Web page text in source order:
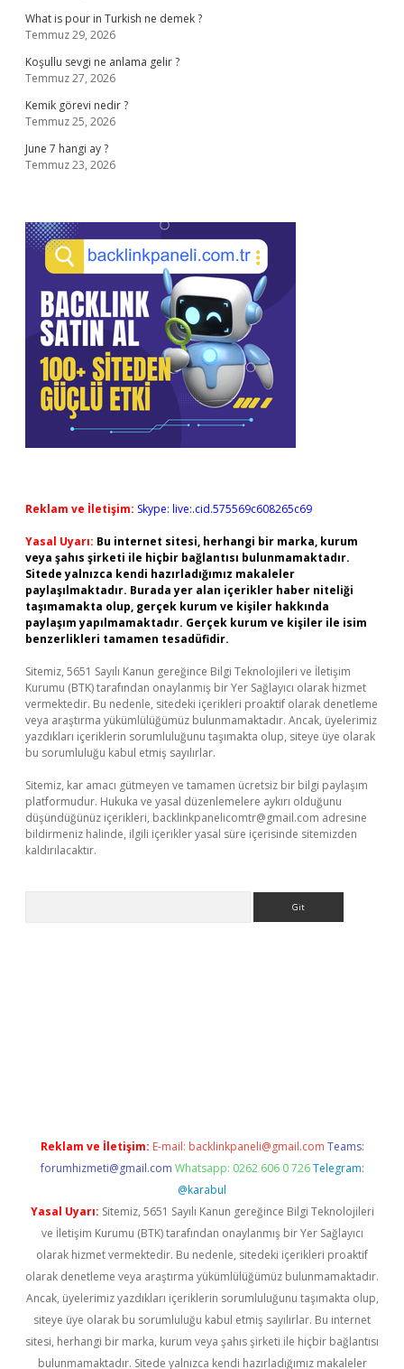
What is pour in Turkish ne demek ?
Temmuz 29, 2026
Koşullu sevgi ne anlama gelir ?
Temmuz 27, 2026
Kemik görevi nedir ?
Temmuz 25, 2026
June 7 hangi ay ?
Temmuz 23, 2026
Reklam ve İletişim: Skype: live:.cid.575569c608265c69
Yasal Uyarı: Bu internet sitesi, herhangi bir marka, kurum
veya şahıs şirketi ile hiçbir bağlantısı bulunmamaktadır.
Sitede yalnızca kendi hazırladığımız makaleler
paylaşılmaktadır. Burada yer alan içerikler haber niteliği
taşımamakta olup, gerçek kurum ve kişiler hakkında
paylaşım yapılmamaktadır. Gerçek kurum ve kişiler ile isim
benzerlikleri tamamen tesadüfidir.
Sitemiz, 5651 Sayılı Kanun gereğince Bilgi Teknolojileri ve İletişim
Kurumu (BTK) tarafından onaylanmış bir Yer Sağlayıcı olarak hizmet
vermektedir. Bu nedenle, sitedeki içerikleri proaktif olarak denetleme
veya araştırma yükümlülüğümüz bulunmamaktadır. Ancak, üyelerimiz
yazdıkları içeriklerin sorumluluğunu taşımakta olup, siteye üye olarak
bu sorumluluğu kabul etmiş sayılırlar.
Sitemiz, kar amacı gütmeyen ve tamamen ücretsiz bir bilgi paylaşım
platformudur. Hukuka ve yasal düzenlemelere aykırı olduğunu
düşündüğünüz içerikleri, backlinkpanelicomtr@gmail.com adresine
bildirmeniz halinde, ilgili içerikler yasal süre içerisinde sitemizden
kaldırılacaktır.
Reklam ve İletişim: E-mail: backlinkpaneli@gmail.com Teams:
forumhizmeti@gmail.com Whatsapp: 0262 606 0 726 Telegram:
@karabul
Yasal Uyarı: Sitemiz, 5651 Sayılı Kanun gereğince Bilgi Teknolojileri
ve İletişim Kurumu (BTK) tarafından onaylanmış bir Yer Sağlayıcı
olarak hizmet vermektedir. Bu nedenle, sitedeki içerikleri proaktif
olarak denetleme veya araştırma yükümlülüğümüz bulunmamaktadır.
Ancak, üyelerimiz yazdıkları içeriklerin sorumluluğunu taşımakta olup,
siteye üye olarak bu sorumluluğu kabul etmiş sayılırlar. Bu internet
sitesi, herhangi bir marka, kurum veya şahıs şirketi ile hiçbir bağlantısı
bulunmamaktadır. Sitede yalnızca kendi hazırladığımız makaleler